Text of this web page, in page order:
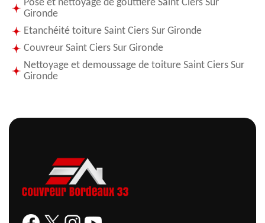
Pose et nettoyage de gouttière Saint Ciers Sur
Gironde
Etanchéité toiture Saint Ciers Sur Gironde
Couvreur Saint Ciers Sur Gironde
Nettoyage et demoussage de toiture Saint Ciers Sur
Gironde